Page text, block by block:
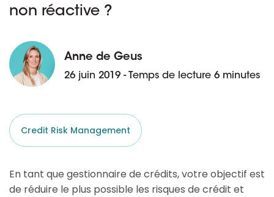
non réactive ?
Anne de Geus
26 juin 2019 - Temps de lecture 6 minutes
Credit Risk Management
En tant que gestionnaire de crédits, votre objectif est
de réduire le plus possible les risques de crédit et